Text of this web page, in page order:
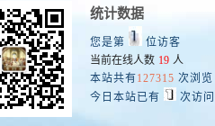
统计数据
您是第
位访客
当前在线人数 19 人
本站共有127315 次浏览
今日本站已有
次访问